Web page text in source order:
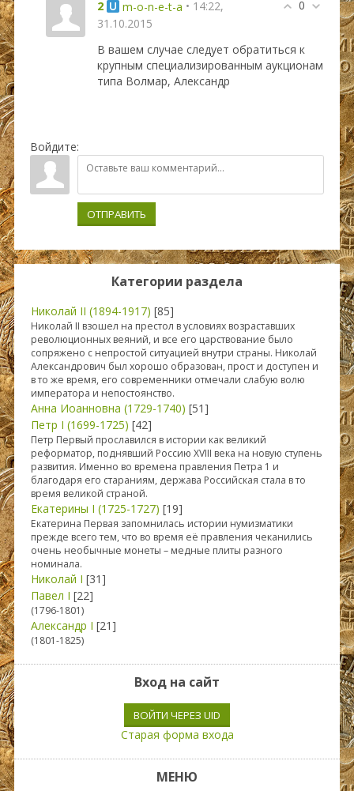
0
2 m-o-n-e-t-a • 14:22,
31.10.2015
В вашем случае следует обратиться к
крупным специализированным аукционам
типа Волмар, Александр
Войдите:
ОТПРАВИТЬ
Категории раздела
Николай II (1894-1917) [85]
Николай II взошел на престол в условиях возраставших
революционных веяний, и все его царствование было
сопряжено с непростой ситуацией внутри страны. Николай
Александрович был хорошо образован, прост и доступен и
в то же время, его современники отмечали слабую волю
императора и непостоянство.
Анна Иоанновна (1729-1740) [51]
Петр I (1699-1725) [42]
Петр Первый прославился в истории как великий
реформатор, поднявший Россию XVIII века на новую ступень
развития. Именно во времена правления Петра 1 и
благодаря его стараниям, держава Российская стала в то
время великой страной.
Екатерины I (1725-1727) [19]
Екатерина Первая запомнилась истории нумизматики
прежде всего тем, что во время её правления чеканились
очень необычные монеты – медные плиты разного
номинала.
Николай I [31]
Павел I [22]
(1796-1801)
Александр I [21]
(1801-1825)
Вход на сайт
ВОЙТИ ЧЕРЕЗ UID
Старая форма входа
МЕНЮ